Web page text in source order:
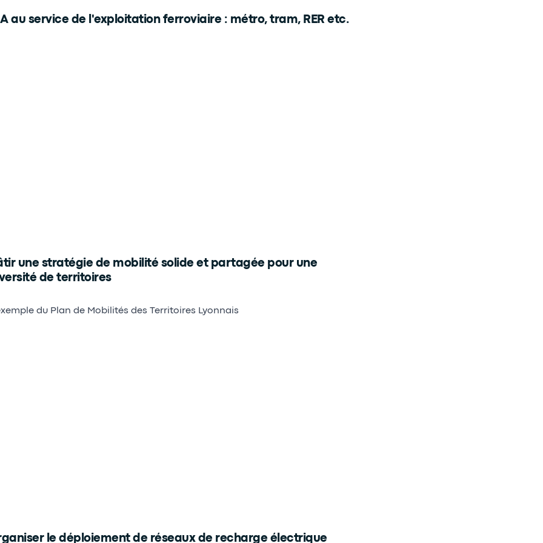
au service de l'exploitation ferroviaire : métro, tram, RER etc.
une stratégie de mobilité solide et partagée pour une
de territoires
du Plan de Mobilités des Territoires Lyonnais
le déploiement de réseaux de recharge électrique